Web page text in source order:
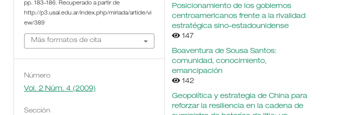
pp. 183–186. Recuperado a partir de
http://p3.usal.edu.ar/index.php/miriada/article/vi
ew/389
Más formatos de cita
Número
Vol. 2 Núm. 4 (2009)
Sección
Posicionamiento de los gobiernos
centroamericanos frente a la rivalidad
estratégica sino-estadounidense
147
Boaventura de Sousa Santos:
comunidad, conocimiento,
emancipación
142
Geopolítica y estrategia de China para
reforzar la resiliencia en la cadena de